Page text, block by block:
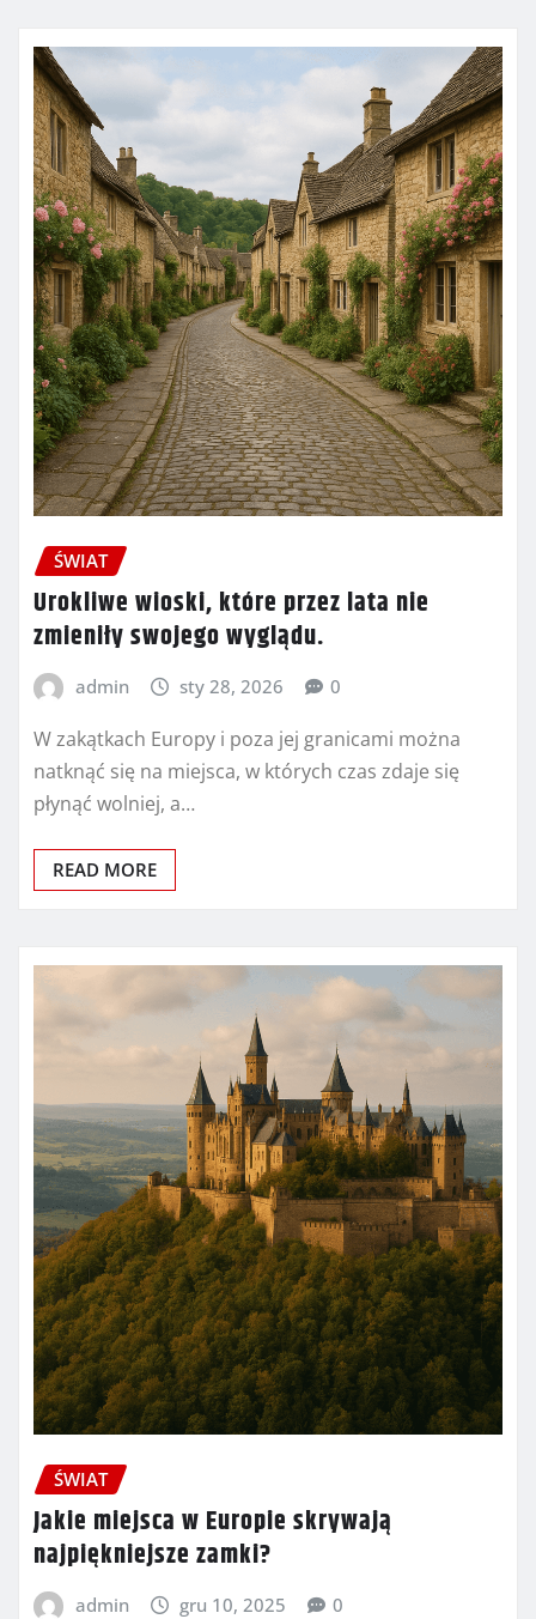
ŚWIAT
Urokliwe wioski, które przez lata nie
zmieniły swojego wyglądu.
admin sty 28, 2026 0
W zakątkach Europy i poza jej granicami można
natknąć się na miejsca, w których czas zdaje się
płynąć wolniej, a…
READ MORE
ŚWIAT
Jakie miejsca w Europie skrywają
najpiękniejsze zamki?
admin gru 10, 2025 0